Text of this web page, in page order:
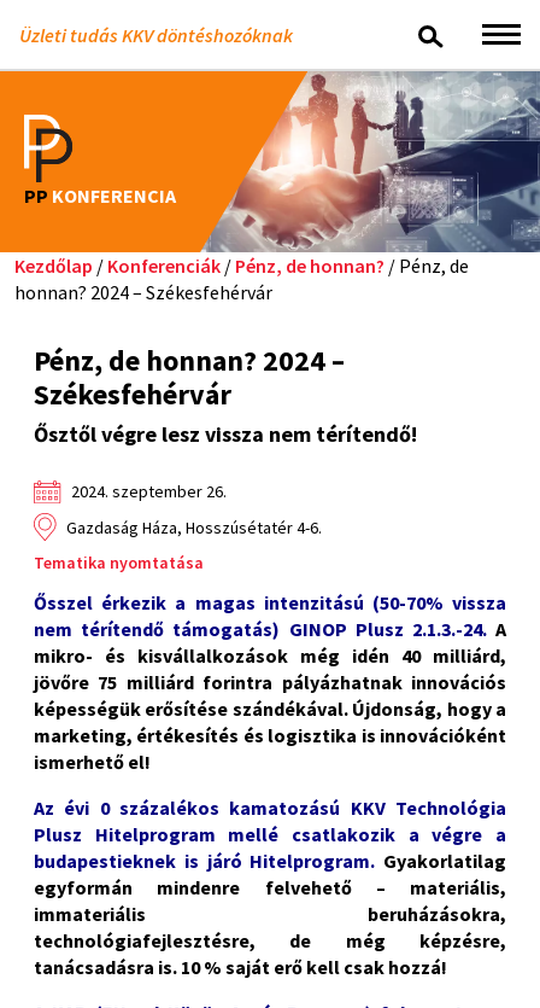
Üzleti tudás KKV döntéshozóknak
PP KONFERENCIA
Kezdőlap / Konferenciák / Pénz, de honnan? / Pénz, de
honnan? 2024 – Székesfehérvár
Pénz, de honnan? 2024 –
Székesfehérvár
Ősztől végre lesz vissza nem térítendő!
2024. szeptember 26.
Gazdaság Háza, Hosszúsétatér 4-6.
Tematika nyomtatása
Ősszel érkezik a magas intenzitású (50-70% vissza
nem térítendő támogatás) GINOP Plusz 2.1.3.-24. A
mikro- és kisvállalkozások még idén 40 milliárd,
jövőre 75 milliárd forintra pályázhatnak innovációs
képességük erősítése szándékával. Újdonság, hogy a
marketing, értékesítés és logisztika is innovációként
ismerhető el!
Az évi 0 százalékos kamatozású KKV Technológia
Plusz Hitelprogram mellé csatlakozik a végre a
budapestieknek is járó Hitelprogram. Gyakorlatilag
egyformán mindenre felvehető – materiális,
immateriális beruházásokra,
technológiafejlesztésre, de még képzésre,
tanácsadásra is. 10 % saját erő kell csak hozzá!